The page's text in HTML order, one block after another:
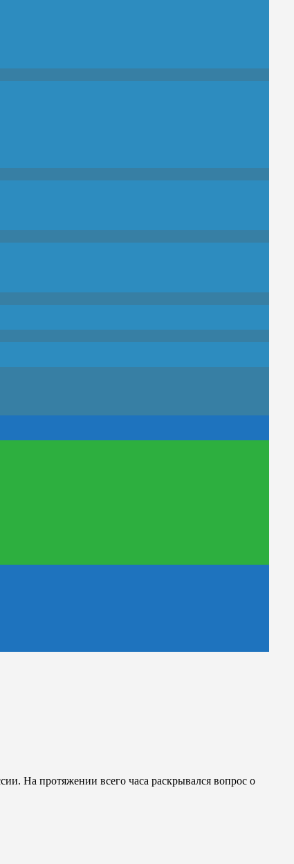
На протяжении всего часа раскрывался вопрос о